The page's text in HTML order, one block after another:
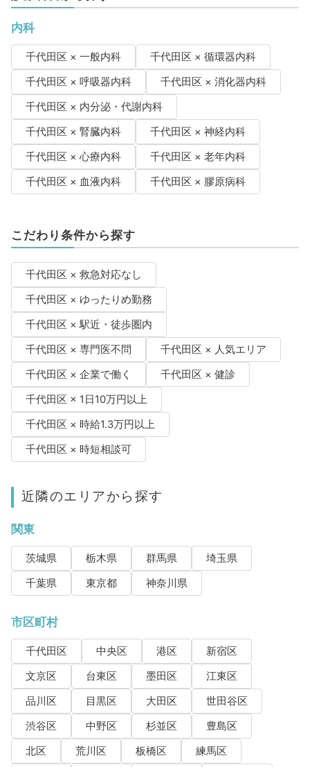
内科
千代田区 × 一般内科
千代田区 × 循環器内科
千代田区 × 呼吸器内科
千代田区 × 消化器内科
千代田区 × 内分泌・代謝内科
千代田区 × 腎臓内科
千代田区 × 神経内科
千代田区 × 心療内科
千代田区 × 老年内科
千代田区 × 血液内科
千代田区 × 膠原病科
こだわり条件から探す
千代田区 × 救急対応なし
千代田区 × ゆったりめ勤務
千代田区 × 駅近・徒歩圏内
千代田区 × 専門医不問
千代田区 × 人気エリア
千代田区 × 企業で働く
千代田区 × 健診
千代田区 × 1日10万円以上
千代田区 × 時給1.3万円以上
千代田区 × 時短相談可
近隣のエリアから探す
関東
茨城県 栃木県 群馬県
埼玉県
千葉県
東京都 神奈川県
市区町村
千代田区 中央区 港区
新宿区
文京区
台東区 墨田区
江東区
品川区
目黒区 大田区
世田谷区
渋谷区
中野区 杉並区
豊島区
北区
荒川区 板橋区
練馬区